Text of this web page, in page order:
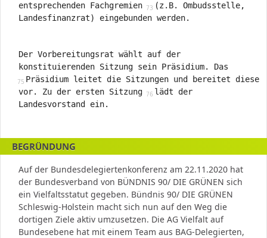
entsprechenden Fachgremien
(z.B. Ombudsstelle,
Landesfinanzrat) eingebunden werden.
Der Vorbereitungsrat wählt auf der
konstituierenden Sitzung sein Präsidium. Das
Präsidium leitet die Sitzungen und bereitet diese
vor. Zu der ersten Sitzung
lädt der
Landesvorstand ein.
BEGRÜNDUNG
Auf der Bundesdelegiertenkonferenz am 22.11.2020 hat
der Bundesverband von BÜNDNIS 90/ DIE GRÜNEN sich
ein Vielfaltsstatut gegeben. Bündnis 90/ DIE GRÜNEN
Schleswig-Holstein macht sich nun auf den Weg die
dortigen Ziele aktiv umzusetzen. Die AG Vielfalt auf
Bundesebene hat mit einem Team aus BAG-Delegierten,